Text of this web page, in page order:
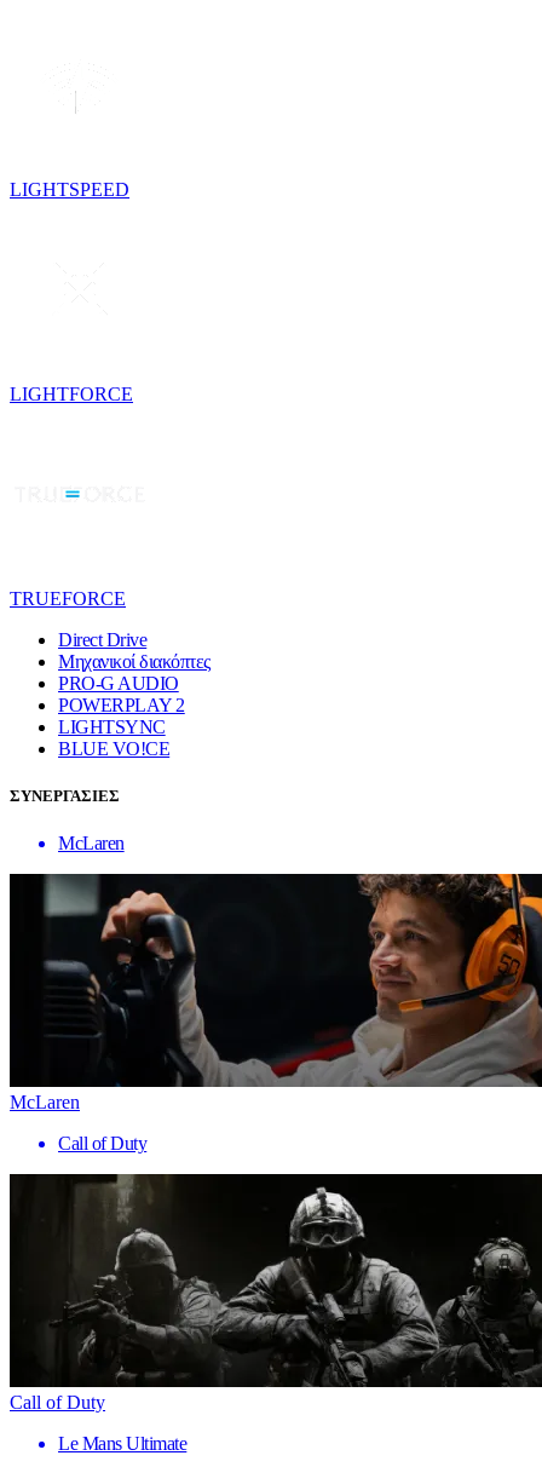
LIGHTSPEED
LIGHTFORCE
TRUEFORCE
Direct Drive
Μηχανικοί διακόπτες
PRO-G AUDIO
POWERPLAY 2
LIGHTSYNC
BLUE VO!CE
ΣΥΝΕΡΓΑΣΙΕΣ
McLaren
McLaren
Call of Duty
Call of Duty
Le Mans Ultimate